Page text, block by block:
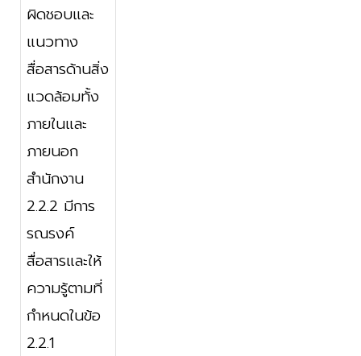
ผิดชอบและ
แนวทาง
สื่อสารด้านสิ่ง
แวดล้อมทั้ง
ภายในและ
ภายนอก
สำนักงาน
2.2.2 มีการ
รณรงค์
สื่อสารและให้
ความรู้ตามที่
กำหนดในข้อ
2.2.1